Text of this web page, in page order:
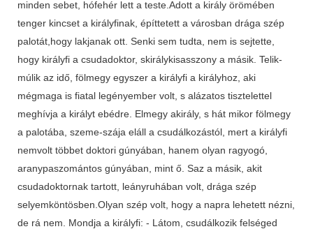
minden sebet, hófehér lett a teste.Adott a király örömében
tenger kincset a királyfinak, építtetett a városban drága szép
palotát,hogy lakjanak ott. Senki sem tudta, nem is sejtette,
hogy királyfi a csudadoktor, skirálykisasszony a másik. Telik-
múlik az idő, fölmegy egyszer a királyfi a királyhoz, aki
mégmaga is fiatal legényember volt, s alázatos tisztelettel
meghívja a királyt ebédre. Elmegy akirály, s hát mikor fölmegy
a palotába, szeme-szája eláll a csudálkozástól, mert a királyfi
nemvolt többet doktori gúnyában, hanem olyan ragyogó,
aranypaszomántos gúnyában, mint ő. Saz a másik, akit
csudadoktornak tartott, leányruhában volt, drága szép
selyemköntösben.Olyan szép volt, hogy a napra lehetett nézni,
de rá nem. Mondja a királyfi: - Látom, csudálkozik felséged